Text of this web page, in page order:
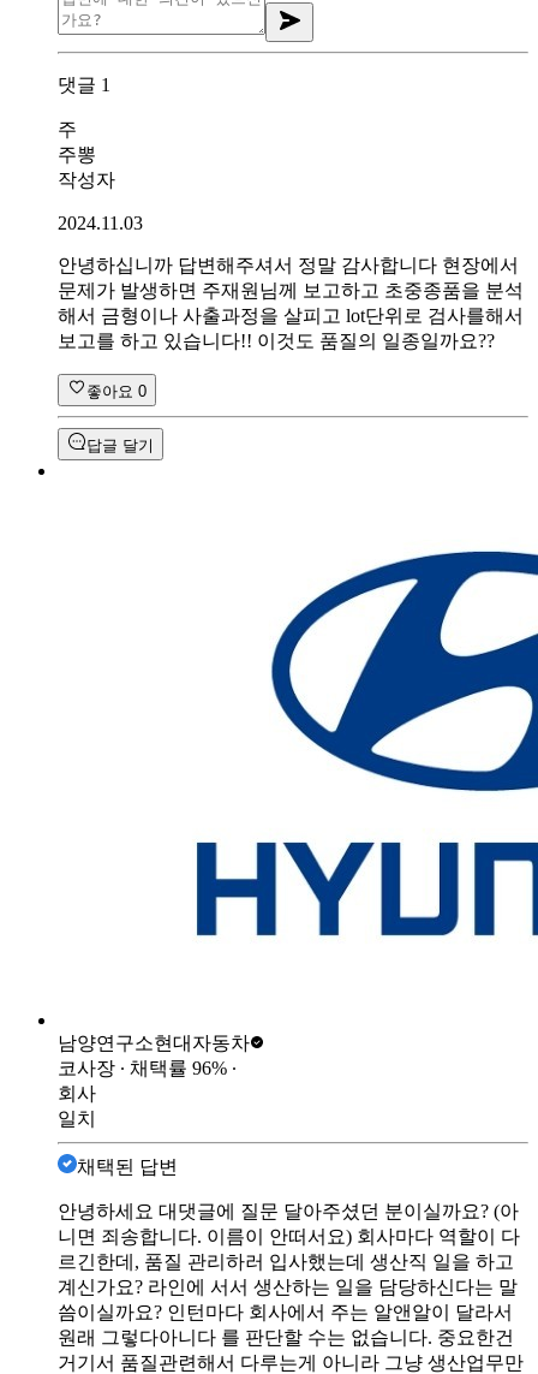
댓글 1
주
주뽕
작성자
2024.11.03
안녕하십니까 답변해주셔서 정말 감사합니다 현장에서
문제가 발생하면 주재원님께 보고하고 초중종품을 분석
해서 금형이나 사출과정을 살피고 lot단위로 검사를해서
보고를 하고 있습니다!! 이것도 품질의 일종일까요??
좋아요 0
답글 달기
남양연구소현대자동차
코사장 ∙ 채택률 96% ∙
회사
일치
채택된 답변
안녕하세요 대댓글에 질문 달아주셨던 분이실까요? (아
니면 죄송합니다. 이름이 안떠서요) 회사마다 역할이 다
르긴한데, 품질 관리하러 입사했는데 생산직 일을 하고
계신가요? 라인에 서서 생산하는 일을 담당하신다는 말
씀이실까요? 인턴마다 회사에서 주는 알앤알이 달라서
원래 그렇다아니다 를 판단할 수는 없습니다. 중요한건
거기서 품질관련해서 다루는게 아니라 그냥 생산업무만